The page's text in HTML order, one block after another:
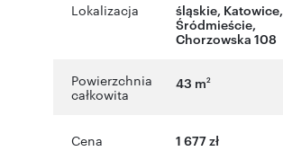
Lokalizacja śląskie, Katowice,
Śródmieście,
Chorzowska 108
Powierzchnia
całkowita
43 m2
Cena 1 677 zł